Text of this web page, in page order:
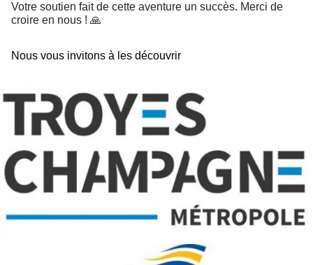
Votre soutien fait de cette aventure un succès. Merci de
croire en nous ! 🙏
Nous vous invitons à les découvrir